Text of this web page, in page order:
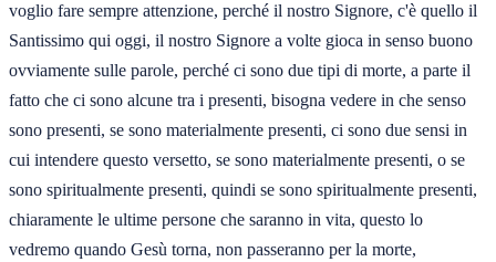
voglio fare sempre attenzione, perché il nostro Signore, c'è quello il
Santissimo qui oggi, il nostro Signore a volte gioca in senso buono
ovviamente sulle parole, perché ci sono due tipi di morte, a parte il
fatto che ci sono alcune tra i presenti, bisogna vedere in che senso
sono presenti, se sono materialmente presenti, ci sono due sensi in
cui intendere questo versetto, se sono materialmente presenti, o se
sono spiritualmente presenti, quindi se sono spiritualmente presenti,
chiaramente le ultime persone che saranno in vita, questo lo
vedremo quando Gesù torna, non passeranno per la morte,